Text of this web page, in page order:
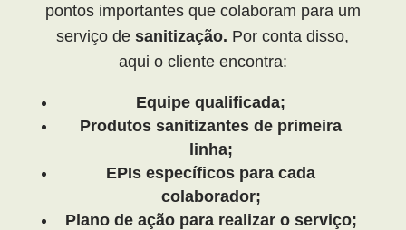
pontos importantes que colaboram para um
serviço desanitização. Por conta disso,
aqui o cliente encontra:
Equipe qualificada;
Produtos sanitizantes de primeira
linha;
EPIs específicos para cada
colaborador;
Plano de ação para realizar o serviço;